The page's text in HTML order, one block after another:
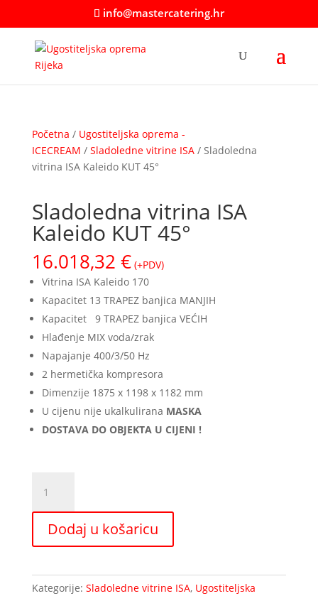
info@mastercatering.hr
Početna / Ugostiteljska oprema -
ICECREAM / Sladoledne vitrine ISA/ Sladoledna
vitrina ISA Kaleido KUT 45°
Sladoledna vitrina ISA
Kaleido KUT 45°
16.018,32 € (+PDV)
Vitrina ISA Kaleido 170
Kapacitet 13 TRAPEZ banjica MANJIH
Kapacitet 9 TRAPEZ banjica VEĆIH
Hlađenje MIX voda/zrak
Napajanje 400/3/50 Hz
2 hermetička kompresora
Dimenzije 1875 x 1198 x 1182 mm
U cijenu nije ukalkulirana MASKA
DOSTAVA DO OBJEKTA U CIJENI !
vitrina
ISA
Kaleido
KUT
količina
Dodaj u košaricu
Kategorije: Sladoledne vitrine ISA, Ugostiteljska